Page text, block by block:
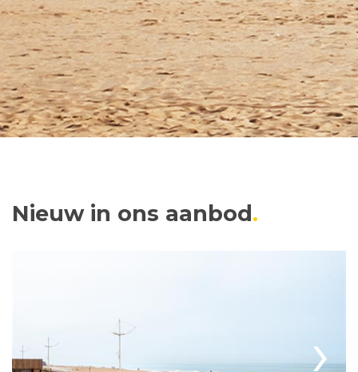
Nieuw in ons aanbod
›